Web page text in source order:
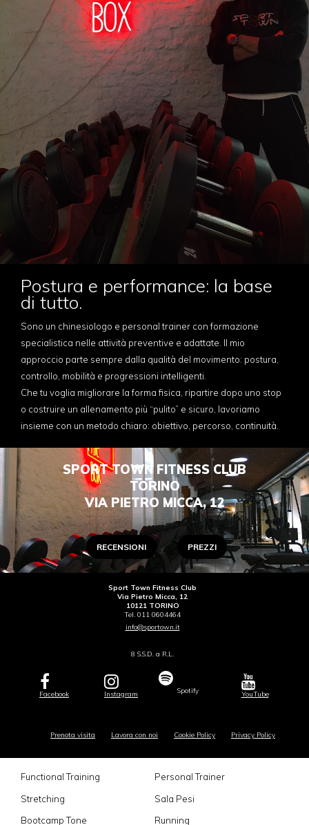
Postura e performance: la base
di tutto.
Sono un chinesiologo e personal trainer con formazione
specialistica nelle attività preventive e adattate. Il mio
approccio parte sempre dalla qualità del movimento: postura,
controllo, mobilità e progressioni intelligenti.
Che tu voglia migliorare la forma fisica, ripartire dopo uno stop
o costruire un allenamento più “pulito” e sicuro, lavoriamo
insieme con un metodo chiaro: obiettivo, percorso, continuità.
SPORT TOWN FITNESS CLUB
TORINO
VIA PIETRO MICCA, 12
RECENSIONI PREZZI
Sport Town Fitness Club
Via Pietro Micca, 12
10121 TORINO
Tel. 011 0604464
info@sportown.it
8 S.S.D. a R.L.
Facebook Instagram Spotify YouTube
Prenota visita Lavora con noi Cookie Policy Privacy Policy
Functional Training
Personal Trainer
Stretching
Sala Pesi
Bootcamp Tone
Running